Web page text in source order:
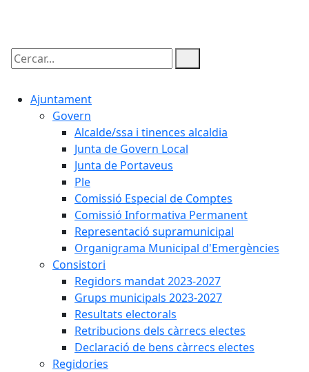
Cercar:
Ajuntament
Govern
Alcalde/ssa i tinences alcaldia
Junta de Govern Local
Junta de Portaveus
Ple
Comissió Especial de Comptes
Comissió Informativa Permanent
Representació supramunicipal
Organigrama Municipal d'Emergències
Consistori
Regidors mandat 2023-2027
Grups municipals 2023-2027
Resultats electorals
Retribucions dels càrrecs electes
Declaració de bens càrrecs electes
Regidories